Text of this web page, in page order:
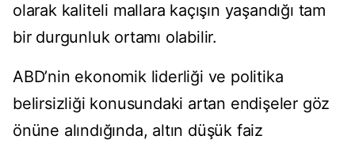
olarak kaliteli mallara kaçışın yaşandığı tam
bir durgunluk ortamı olabilir.
ABD’nin ekonomik liderliği ve politika
belirsizliği konusundaki artan endişeler göz
önüne alındığında, altın düşük faiz